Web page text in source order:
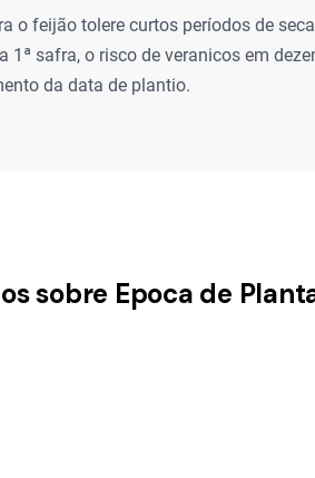
o feijão tolere curtos períodos de
1ª safra, o risco de veranicos em
da data de plantio.
sobre Epoca de